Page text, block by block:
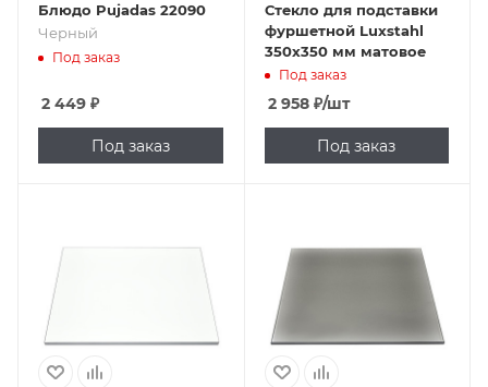
Блюдо Pujadas 22090
Черный
Под заказ
2 449 ₽
Под заказ
Стекло для подставки
фуршетной Luxstahl
350х350 мм матовое
Под заказ
2 958₽/шт
Под заказ